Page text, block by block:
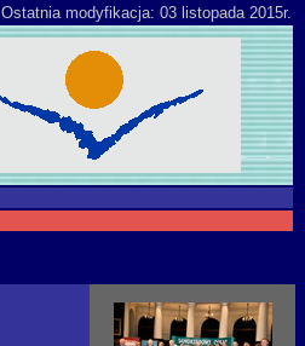
Ostatnia modyfikacja: 03 listopada 2015r.